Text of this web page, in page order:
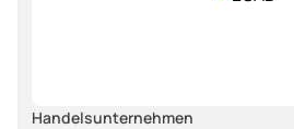
Handelsunternehmen